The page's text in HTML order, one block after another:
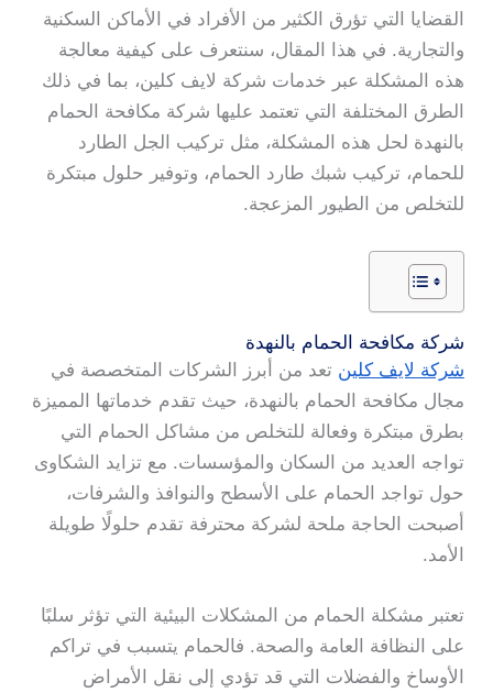
القضايا التي تؤرق الكثير من الأفراد في الأماكن السكنية
والتجارية. في هذا المقال، سنتعرف على كيفية معالجة
هذه المشكلة عبر خدمات شركة لايف كلين، بما في ذلك
الطرق المختلفة التي تعتمد عليها شركة مكافحة الحمام
بالنهدة لحل هذه المشكلة، مثل تركيب الجل الطارد
للحمام، تركيب شبك طارد الحمام، وتوفير حلول مبتكرة
للتخلص من الطيور المزعجة.
شركة مكافحة الحمام بالنهدة
شركة لايف كلين تعد من أبرز الشركات المتخصصة في
مجال مكافحة الحمام بالنهدة، حيث تقدم خدماتها المميزة
بطرق مبتكرة وفعالة للتخلص من مشاكل الحمام التي
تواجه العديد من السكان والمؤسسات. مع تزايد الشكاوى
حول تواجد الحمام على الأسطح والنوافذ والشرفات،
أصبحت الحاجة ملحة لشركة محترفة تقدم حلولًا طويلة
الأمد.
تعتبر مشكلة الحمام من المشكلات البيئية التي تؤثر سلبًا
على النظافة العامة والصحة. فالحمام يتسبب في تراكم
الأوساخ والفضلات التي قد تؤدي إلى نقل الأمراض